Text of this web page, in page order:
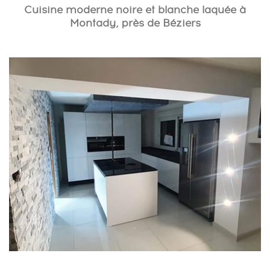
Cuisine moderne noire et blanche laquée à
Montady, près de Béziers